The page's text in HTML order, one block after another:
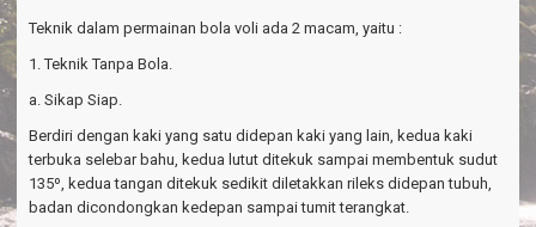
Teknik dalam permainan bola voli ada 2 macam, yaitu :
1. Teknik Tanpa Bola.
a. Sikap Siap.
Berdiri dengan kaki yang satu didepan kaki yang lain, kedua kaki
terbuka selebar bahu, kedua lutut ditekuk sampai membentuk sudut
135º, kedua tangan ditekuk sedikit diletakkan rileks didepan tubuh,
badan dicondongkan kedepan sampai tumit terangkat.